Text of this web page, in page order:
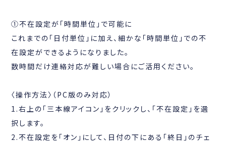
①不在設定が「時間単位」で可能に
これまでの「日付単位」に加え、細かな「時間単位」での不
在設定ができるようになりました。
数時間だけ連絡対応が難しい場合にご活用ください。
〈操作方法〉（PC版のみ対応）
1.右上の「三本線アイコン」をクリックし、「不在設定」を選
択します。
2.不在設定を「オン」にして、日付の下にある「終日」のチェ